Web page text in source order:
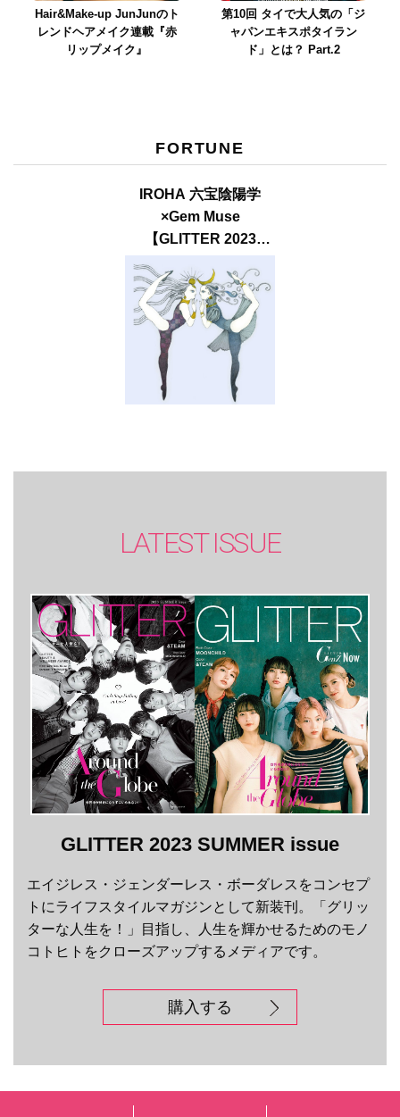
Hair&Make-up JunJunのト
レンドヘアメイク連載『赤
リップメイク』
第10回 タイで大人気の「ジ
ャパンエキスポタイラン
ド」とは？ Part.2
FORTUNE
IROHA 六宝陰陽学
×Gem Muse
【GLITTER 2023
SUMMER issue】
LATEST ISSUE
GLITTER 2023 SUMMER issue
エイジレス・ジェンダーレス・ボーダレスをコンセプ
トにライフスタイルマガジンとして新装刊。「グリッ
ターな人生を！」目指し、人生を輝かせるためのモノ
コトヒトをクローズアップするメディアです。
購入する